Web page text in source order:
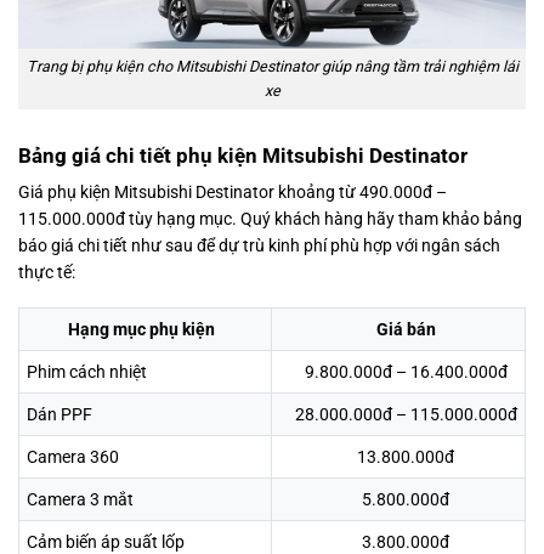
Trang bị phụ kiện cho Mitsubishi Destinator giúp nâng tầm trải nghiệm lái
xe
Bảng giá chi tiết phụ kiện Mitsubishi Destinator
Giá phụ kiện Mitsubishi Destinator khoảng từ 490.000đ –
115.000.000đ tùy hạng mục. Quý khách hàng hãy tham khảo bảng
báo giá chi tiết như sau để dự trù kinh phí phù hợp với ngân sách
thực tế:
Hạng mục phụ kiện Giá bán
Phim cách nhiệt 9.800.000đ – 16.400.000đ
Dán PPF 28.000.000đ – 115.000.000đ
Camera 360 13.800.000đ
Camera 3 mắt 5.800.000đ
Cảm biến áp suất lốp 3.800.000đ